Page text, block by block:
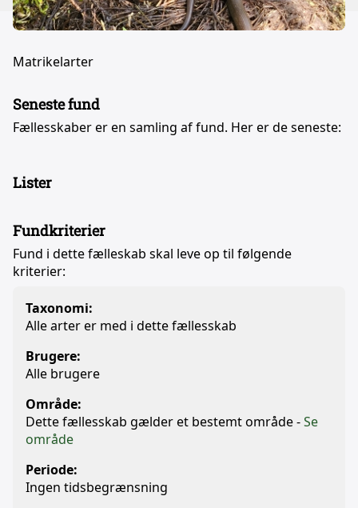
Matrikelarter
Seneste fund
Fællesskaber er en samling af fund. Her er de seneste:
Lister
Fundkriterier
Fund i dette fælleskab skal leve op til følgende
kriterier:
Taxonomi:
Alle arter er med i dette fællesskab
Brugere:
Alle brugere
Område:
Dette fællesskab gælder et bestemt område -Se
område
Periode:
Ingen tidsbegrænsning